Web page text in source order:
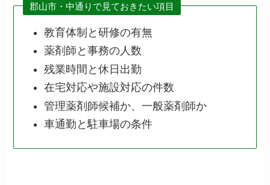
郡山市・中通りで見ておきたい項目
教育体制と研修の有無
薬剤師と事務の人数
残業時間と休日出勤
在宅対応や施設対応の件数
管理薬剤師候補か、一般薬剤師か
車通勤と駐車場の条件